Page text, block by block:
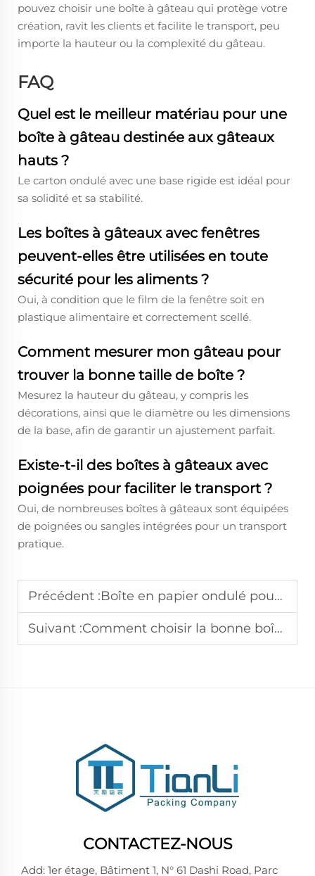
pouvez choisir une boîte à gâteau qui protège votre
création, ravit les clients et facilite le transport, peu
importe la hauteur ou la complexité du gâteau.
FAQ
Quel est le meilleur matériau pour une
boîte à gâteau destinée aux gâteaux
hauts ?
Le carton ondulé avec une base rigide est idéal pour
sa solidité et sa stabilité.
Les boîtes à gâteaux avec fenêtres
peuvent-elles être utilisées en toute
sécurité pour les aliments ?
Oui, à condition que le film de la fenêtre soit en
plastique alimentaire et correctement scellé.
Comment mesurer mon gâteau pour
trouver la bonne taille de boîte ?
Mesurez la hauteur du gâteau, y compris les
décorations, ainsi que le diamètre ou les dimensions
de la base, afin de garantir un ajustement parfait.
Existe-t-il des boîtes à gâteaux avec
poignées pour faciliter le transport ?
Oui, de nombreuses boîtes à gâteaux sont équipées
de poignées ou sangles intégrées pour un transport
pratique.
Précédent :Boîte en papier ondulé pour fruits imprimés sur mesure Kiwi Citron Papaye Banane Boîte d'emballage pour fruits et légumes
Suivant :Comment choisir la bonne boîte en carton pour l'emballage de produits ?
CONTACTEZ-NOUS
Add: 1er étage, Bâtiment 1, N° 61 Dashi Road, Parc